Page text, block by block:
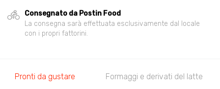
Consegnato da Postin Food
La consegna sarà effettuata esclusivamente dal locale
con i propri fattorini.
Pronti da gustare Formaggi e derivati del latte